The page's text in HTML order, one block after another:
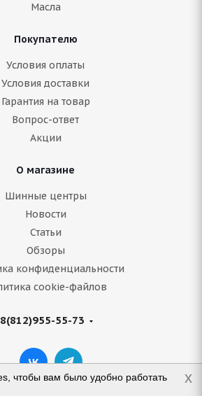
Масла
Покупателю
Условия оплаты
Условия доставки
Гарантия на товар
Вопрос-ответ
Акции
О магазине
Шинные центры
Новости
Статьи
Обзоры
конфиденциальности
cookie-файлов
8(812)955-55-73
чтобы вам было удобно работать
x